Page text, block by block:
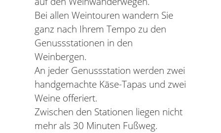
Bei allen Weintouren wandern Sie
ganz nach Ihrem Tempo zu den
Genussstationen in den
Weinbergen.
An jeder Genussstation werden zwei
handgemachte Käse-Tapas und zwei
Weine offeriert.
Zwischen den Stationen liegen nicht
mehr als 30 Minuten Fußweg.